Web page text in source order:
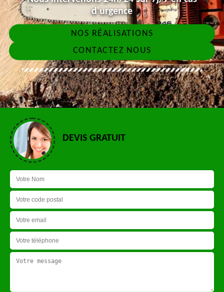
d'urgence
NOS RÉALISATIONS
CONTACTEZ NOUS
DEVIS GRATUIT